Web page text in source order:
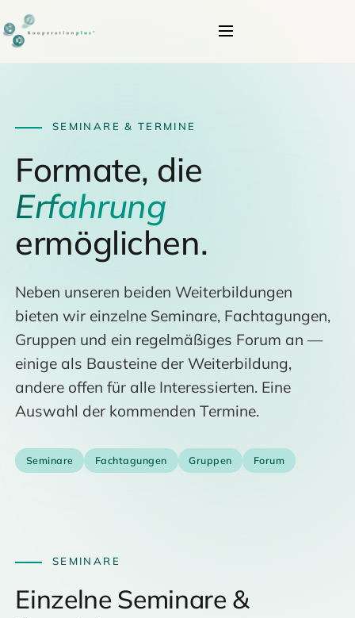
SEMINARE & TERMINE
Formate, die
Erfahrung
ermöglichen.
Neben unseren beiden Weiterbildungen
bieten wir einzelne Seminare, Fachtagungen,
Gruppen und ein regelmäßiges Forum an —
einige als Bausteine der Weiterbildung,
andere offen für alle Interessierten. Eine
Auswahl der kommenden Termine.
Seminare Fachtagungen Gruppen Forum
SEMINARE
Einzelne Seminare &